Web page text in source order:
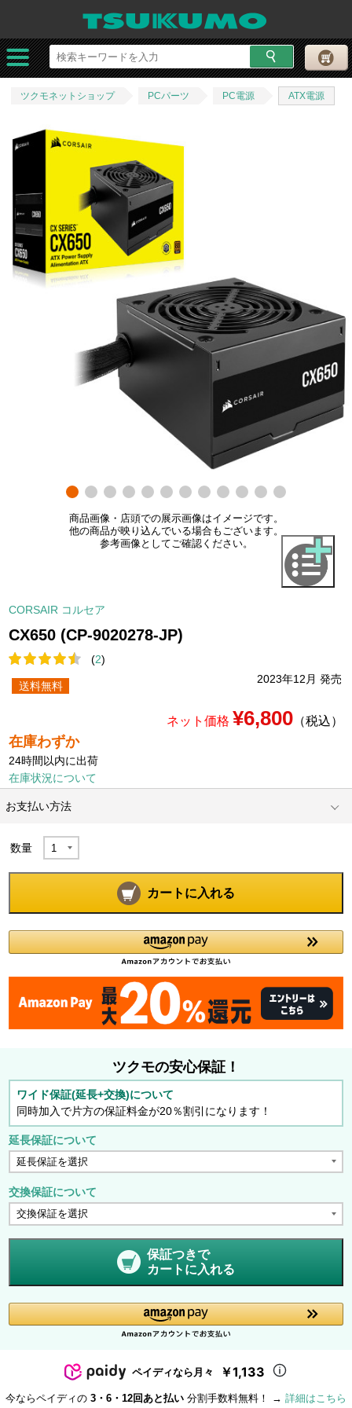
ツクモネットショップ PCパーツ PC電源 ATX電源
商品画像・店頭での展示画像はイメージです。
他の商品が映り込んでいる場合もございます。
参考画像としてご確認ください。
CORSAIR コルセア
CX650 (CP-9020278-JP)
(2)
2023年12月 発売
送料無料
ネット価格 ¥6,800（税込）
在庫わずか
24時間以内に出荷
在庫状況について
お支払い方法
数量
カートに入れる
ツクモの安心保証！
ワイド保証(延長+交換)について
同時加入で片方の保証料金が20％割引になります！
延長保証について
交換保証について
保証つきで
カートに入れる
ペイディなら月々 ￥1,133
今ならペイディの 3・6・12回あと払い 分割手数料無料！ → 詳細はこちら